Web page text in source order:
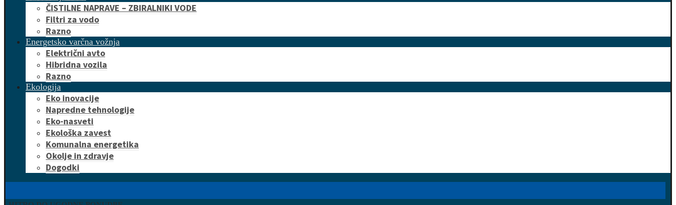
ČISTILNE NAPRAVE – ZBIRALNIKI VODE
Filtri za vodo
Razno
Energetsko varčna vožnja
Električni avto
Hibridna vozila
Razno
Ekologija
Eko inovacije
Napredne tehnologije
Eko-nasveti
Ekološka zavest
Komunalna energetika
Okolje in zdravje
Dogodki